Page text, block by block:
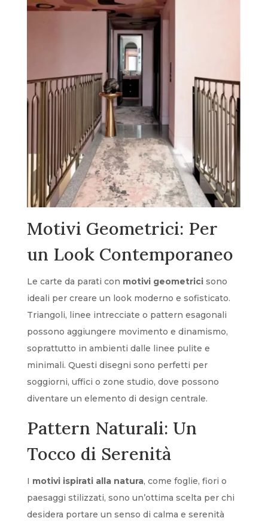
Motivi Geometrici: Per
un Look Contemporaneo
Le carte da parati con motivi geometrici sono
ideali per creare un look moderno e sofisticato.
Triangoli, linee intrecciate o pattern esagonali
possono aggiungere movimento e dinamismo,
soprattutto in ambienti dalle linee pulite e
minimali. Questi disegni sono perfetti per
soggiorni, uffici o zone studio, dove possono
diventare un elemento di design centrale.
Pattern Naturali: Un
Tocco di Serenità
I motivi ispirati alla natura, come foglie, fiori o
paesaggi stilizzati, sono un’ottima scelta per chi
desidera portare un senso di calma e serenità